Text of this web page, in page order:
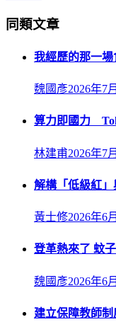
同類文章
我經歷的那一
魏國彥2026年7
算力即國力
林建甫2026年7
解構「低級紅
黃士修2026年6
登革熱來了 蚊
魏國彥2026年6
建立保障教師制